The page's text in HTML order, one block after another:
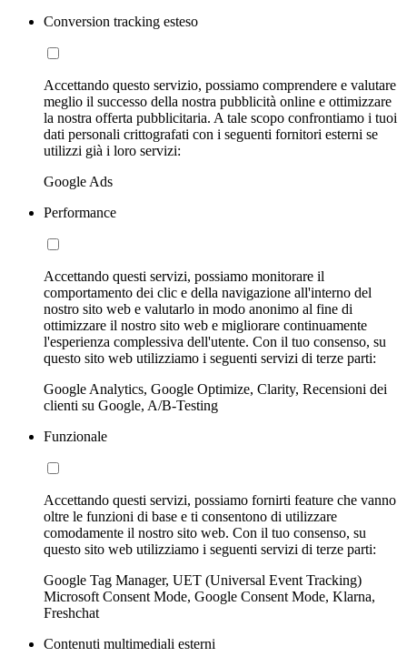
Conversion tracking esteso
Accettando questo servizio, possiamo comprendere e valutare
meglio il successo della nostra pubblicità online e ottimizzare
la nostra offerta pubblicitaria. A tale scopo confrontiamo i tuoi
dati personali crittografati con i seguenti fornitori esterni se
utilizzi già i loro servizi:
Google Ads
Performance
Accettando questi servizi, possiamo monitorare il
comportamento dei clic e della navigazione all'interno del
nostro sito web e valutarlo in modo anonimo al fine di
ottimizzare il nostro sito web e migliorare continuamente
l'esperienza complessiva dell'utente. Con il tuo consenso, su
questo sito web utilizziamo i seguenti servizi di terze parti:
Google Analytics, Google Optimize, Clarity, Recensioni dei
clienti su Google, A/B-Testing
Funzionale
Accettando questi servizi, possiamo fornirti feature che vanno
oltre le funzioni di base e ti consentono di utilizzare
comodamente il nostro sito web. Con il tuo consenso, su
questo sito web utilizziamo i seguenti servizi di terze parti:
Google Tag Manager, UET (Universal Event Tracking)
Microsoft Consent Mode, Google Consent Mode, Klarna,
Freshchat
Contenuti multimediali esterni